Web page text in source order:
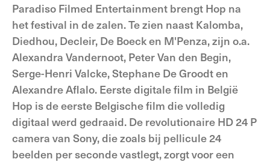
Paradiso Filmed Entertainment brengt Hop na
het festival in de zalen. Te zien naast Kalomba,
Diedhou, Decleir, De Boeck en M'Penza, zijn o.a.
Alexandra Vandernoot, Peter Van den Begin,
Serge-Henri Valcke, Stephane De Groodt en
Alexandre Aflalo. Eerste digitale film in België
Hop is de eerste Belgische film die volledig
digitaal werd gedraaid. De revolutionaire HD 24 P
camera van Sony, die zoals bij pellicule 24
beelden per seconde vastlegt, zorgt voor een